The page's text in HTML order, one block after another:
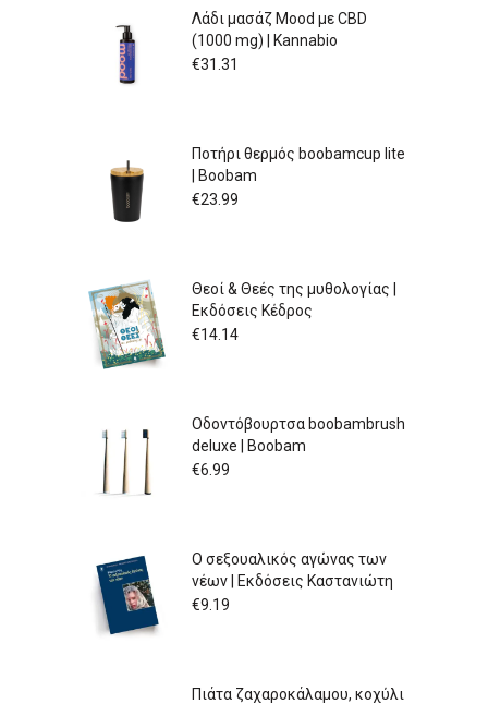
Λάδι μασάζ Mood με CBD
(1000 mg) | Kannabio
€31.31
Ποτήρι θερμός boobamcup lite
| Boobam
€23.99
Θεοί & Θεές της μυθολογίας |
Εκδόσεις Κέδρος
€14.14
Οδοντόβουρτσα boobambrush
deluxe | Boobam
€6.99
Ο σεξουαλικός αγώνας των
νέων | Εκδόσεις Καστανιώτη
€9.19
Πιάτα ζαχαροκάλαμου, κοχύλι